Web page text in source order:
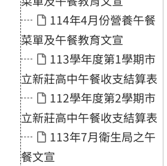
114年4月份營養午餐
菜單及午餐教育文宣
113學年度第1學期市
立新莊高中午餐收支結算表
112學年度第2學期市
立新莊高中午餐收支結算表
113年7月衛生局之午
餐文宣